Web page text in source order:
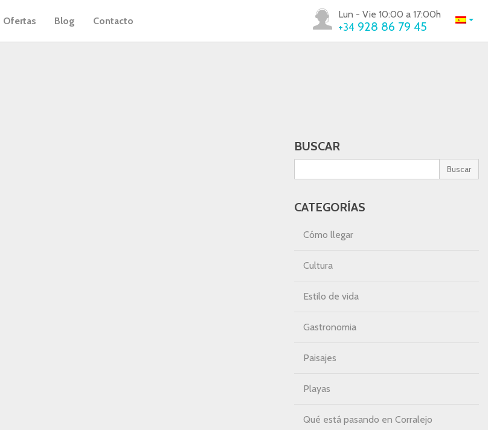
Ofertas Blog Contacto
Lun - Vie 10:00 a 17:00h
+34 928 86 79 45
BUSCAR
Buscar
CATEGORÍAS
Cómo llegar
Cultura
Estilo de vida
Gastronomia
Paisajes
Playas
Qué está pasando en Corralejo